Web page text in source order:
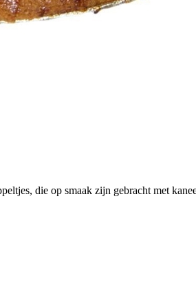
die op smaak zijn gebracht met